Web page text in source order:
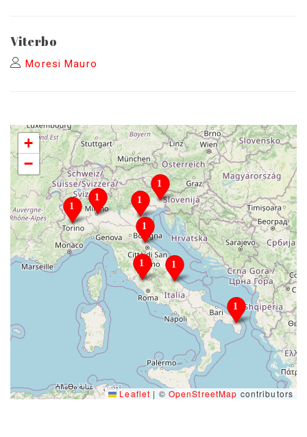
Viterbo
Moresi Mauro
+
−
Leaflet | © OpenStreetMap contributors